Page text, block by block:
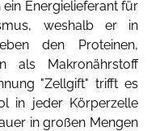
Energielieferant für
weshalb er in
den Proteinen,
als Makronährstoff
"Zellgift" trifft es
in jeder Körperzelle
in großen Mengen